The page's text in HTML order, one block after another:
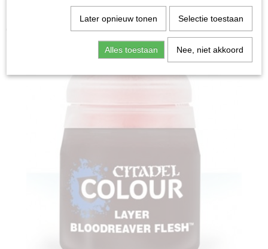
Miniature Gaming>Layer: Bloodreaver Flesh
Later opnieuw tonen Selectie toestaan
Alles toestaan Nee, niet akkoord